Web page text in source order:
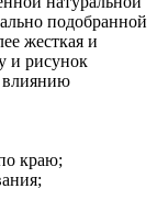
подобранной
жесткая и
и рисунок
влиянию
краю;